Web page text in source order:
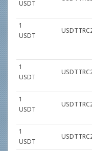
USDT
1
USDT
1
USDT
1
USDT
1
USDT